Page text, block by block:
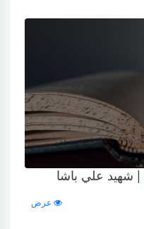
| شهيد علي باشا
عرض